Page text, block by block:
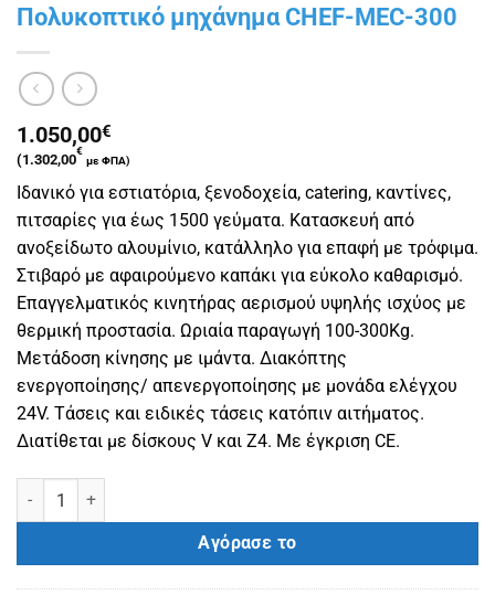
Πολυκοπτικό μηχάνημα CHEF-MEC-300
1.050,00€
(1.302,00
€
με ΦΠΑ)
Ιδανικό για εστιατόρια, ξενοδοχεία, catering, καντίνες,
πιτσαρίες για έως 1500 γεύματα. Κατασκευή από
ανοξείδωτο αλουμίνιο, κατάλληλο για επαφή με τρόφιμα.
Στιβαρό με αφαιρούμενο καπάκι για εύκολο καθαρισμό.
Επαγγελματικός κινητήρας αερισμού υψηλής ισχύος με
θερμική προστασία. Ωριαία παραγωγή 100-300Kg.
Μετάδοση κίνησης με ιμάντα. Διακόπτης
ενεργοποίησης/ απενεργοποίησης με μονάδα ελέγχου
24V. Τάσεις και ειδικές τάσεις κατόπιν αιτήματος.
Διατίθεται με δίσκους V και Z4. Με έγκριση CE.
Πολυκοπτικό μηχάνημα CHEF-MEC-300 ποσότητα
Αγόρασε το